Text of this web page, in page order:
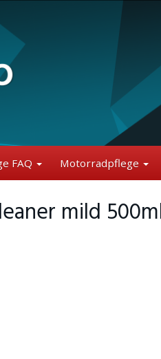
FAQ Motorradpflege
mild